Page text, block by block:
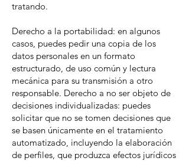
tratando.
Derecho a la portabilidad: en algunos
casos, puedes pedir una copia de los
datos personales en un formato
estructurado, de uso común y lectura
mecánica para su transmisión a otro
responsable. Derecho a no ser objeto de
decisiones individualizadas: puedes
solicitar que no se tomen decisiones que
se basen únicamente en el tratamiento
automatizado, incluyendo la elaboración
de perfiles, que produzca efectos jurídicos